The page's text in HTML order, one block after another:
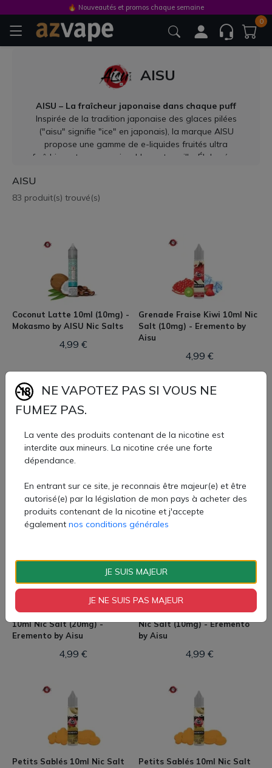
0
AISU
AISU – La fraîcheur japonaise dans chaque puff
Inspirée de la tradition japonaise des glaces pilées
("aisu" signifie "ice" en japonais), la marque AISU
propose une gamme de e-liquides fruités ultra
rafraîchissants, reconnaissables entre mille. Élaborée par
comme une référence chez les amateurs de fruités frais
intenses, à la fois naturels, équilibrés et puissamment
une touche de fraîcheur signature qui fait toute la
différence. AISU, c’est l’alliance parfaite entre douceur
fruitée et fraîcheur japonaise, pour une vape aussi
désaltérante qu’envoûtante.
➤ ️ Pourquoi choisir AISU ?
Des saveurs fruitées réalistes et très fraîches
Fabriqué au Royaume-Uni par ZAP! Juice
Gammes en 50 ml, sels de nicotine, et plus
Qualité premium, taux PG/VG 70/30 pour une vapeur
Que vous cherchiez à vous rafraîchir en été ou
simplement à vaper avec style, AISU est le choix idéal
AISU
83 produit(s) trouvé(s)
Coconut Latte 10ml (10mg) -
Mokasmo by AISU Nic Salts
4,99 €
Grenade Fraise Kiwi 10ml Nic
Salt (10mg) - Eremento by
Aisu
4,99 €
Grenade Fraise Kiwi 10ml Nic
Aisu
4,99 €
Eremento by Aisu
4,99 €
Pomme Mûre Gourmande
10ml Nic Salt (20mg) -
Eremento by Aisu
4,99 €
Litchi Mangue Cassis 10ml
Nic Salt (10mg) - Eremento
by Aisu
4,99 €
Petits Sablés 10ml Nic Salt
Petits Sablés 10ml Nic Salt
🔥 Nouveautés et promos chaque semaine
NE VAPOTEZ PAS SI VOUS NE
FUMEZ PAS.
La vente des produits contenant de la nicotine est
interdite aux mineurs. La nicotine crée une forte
dépendance.
En entrant sur ce site, je reconnais être majeur(e) et être
autorisé(e) par la législation de mon pays à acheter des
produits contenant de la nicotine et j'accepte
également nos conditions générales
JE SUIS MAJEUR
JE NE SUIS PAS MAJEUR